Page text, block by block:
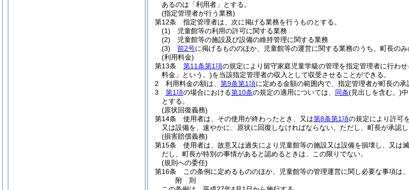
あるのは「利用者」とする。
(指定管理者が行う業務)
第12条
指定管理者は、次に掲げる業務を行うものとする。
(1)
児童館等の利用の許可に関する業務
(2)
児童館等の施設及び設備の維持管理に関する業務
(3)
前2号に掲げるもののほか、児童館等の運営に関する業務のうち、町長の
(利用料金)
第13条
第11条第1項の規定により留守家庭児童学級の管理を指定管理者に行わ
料金」という。)を当該指定管理者の収入として収受させることができる。
2
利用料金の額は、 第9条第1項に定める金額の範囲内で、指定管理者が町長の承
3
第1項の場合における第10条の規定の適用については、 同条(見出しを含む。)
とする。
(原状回復義務)
第14条
使用者は、その使用が終わったとき、又は第8条第1項の規定により許可
又は設備を、速やかに、原状に回復しなければならない。 ただし、町長が承認
(損害賠償義務)
第15条
使用者は、故意又は過失により児童館等の施設又は設備を損壊し、又は
だし、町長が特別の事情があると認めるときは、この限りでない。
(規則への委任)
第16条
この条例に定めるもののほか、児童館等の管理運営に関し必要な事項は、
附 則